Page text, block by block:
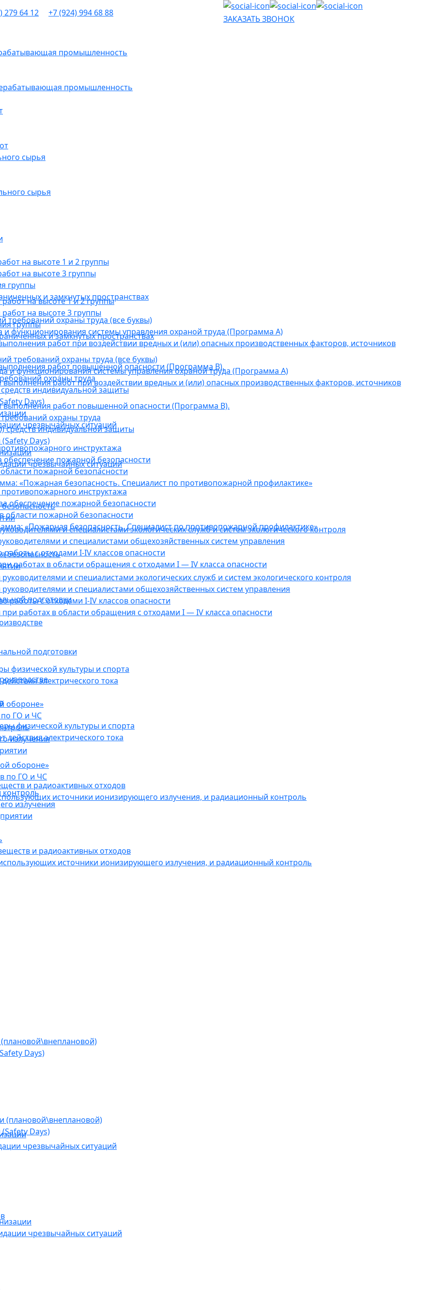
промышленность
сырья
на высоте 1 и 2 группы
на высоте 3 группы
группы
и замкнутых пространствах
требований охраны труда (все буквы)
функционирования системы управления охраной труда (Программа А)
работ при воздействии вредных и (или) опасных производственных факторов, источников
работ повышенной опасности (Программа В).
охраны труда
индивидуальной защиты
Days)
чрезвычайных ситуаций
инструктажа
пожарной безопасности
пожарной безопасности
«Пожарная безопасность. Специалист по противопожарной профилактике»
и специалистами экологических служб и систем экологического контроля
и специалистами общехозяйственных систем управления
с отходами I-IV классов опасности
работах в области обращения с отходами I — IV класса опасности
подготовки
физической культуры и спорта
электрического тока
обороне»
ГО и ЧС
излучения
и радиоактивных отходов
источники ионизирующего излучения, и радиационный контроль
Days)
чрезвычайных ситуаций
279 64 12 +7 (924) 994 68 88
ЗАКАЗАТЬ ЗВОНОК
промышленность
сырья
на высоте 1 и 2 группы
на высоте 3 группы
группы
и замкнутых пространствах
требований охраны труда (все буквы)
и функционирования системы управления охраной труда (Программа А)
работ при воздействии вредных и (или) опасных производственных факторов, источников
работ повышенной опасности (Программа В).
охраны труда
индивидуальной защиты
Days)
чрезвычайных ситуаций
инструктажа
обеспечение пожарной безопасности
пожарной безопасности
«Пожарная безопасность. Специалист по противопожарной профилактике»
безопасность
и специалистами экологических служб и систем экологического контроля
и специалистами общехозяйственных систем управления
работы с отходами I-IV классов опасности
работах в области обращения с отходами I — IV класса опасности
подготовки
физической культуры и спорта
электрического тока
обороне»
по ГО и ЧС
контроль
излучения
и радиоактивных отходов
источники ионизирующего излучения, и радиационный контроль
(плановой\внеплановой)
Days)
чрезвычайных ситуаций